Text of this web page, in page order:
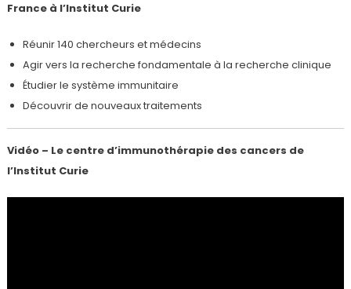
France à l’Institut Curie
Réunir 140 chercheurs et médecins
Agir vers la recherche fondamentale à la recherche clinique
Étudier le système immunitaire
Découvrir de nouveaux traitements
Vidéo – Le centre d’immunothérapie des cancers de
l’Institut Curie